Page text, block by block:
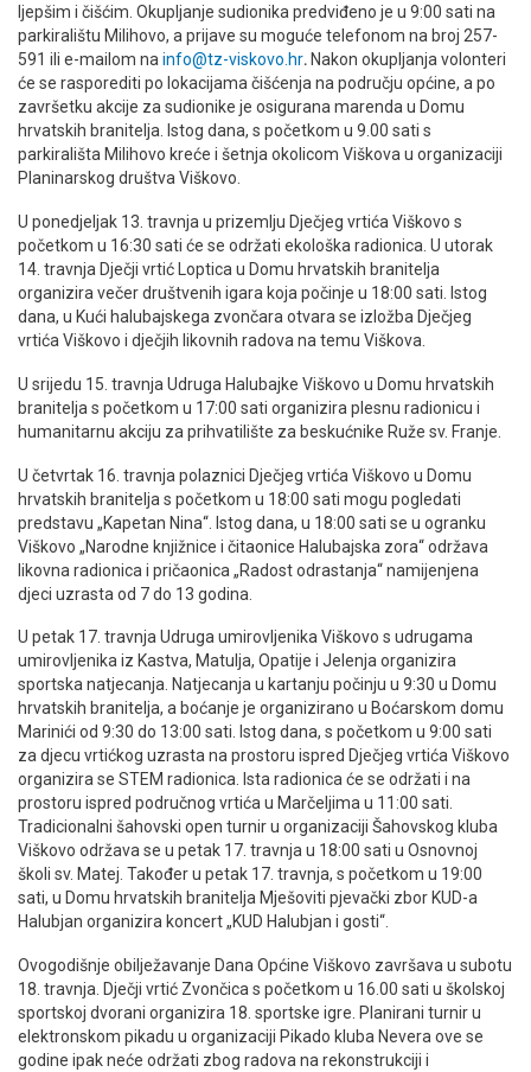
ljepšim i čišćim. Okupljanje sudionika predviđeno je u 9:00 sati na
parkiralištu Milihovo, a prijave su moguće telefonom na broj 257-
591 ili e-mailom na info@tz-viskovo.hr. Nakon okupljanja volonteri
će se rasporediti po lokacijama čišćenja na području općine, a po
završetku akcije za sudionike je osigurana marenda u Domu
hrvatskih branitelja. Istog dana, s početkom u 9.00 sati s
parkirališta Milihovo kreće i šetnja okolicom Viškova u organizaciji
Planinarskog društva Viškovo.
U ponedjeljak 13. travnja u prizemlju Dječjeg vrtića Viškovo s
početkom u 16:30 sati će se održati ekološka radionica. U utorak
14. travnja Dječji vrtić Loptica u Domu hrvatskih branitelja
organizira večer društvenih igara koja počinje u 18:00 sati. Istog
dana, u Kući halubajskega zvončara otvara se izložba Dječjeg
vrtića Viškovo i dječjih likovnih radova na temu Viškova.
U srijedu 15. travnja Udruga Halubajke Viškovo u Domu hrvatskih
branitelja s početkom u 17:00 sati organizira plesnu radionicu i
humanitarnu akciju za prihvatilište za beskućnike Ruže sv. Franje.
U četvrtak 16. travnja polaznici Dječjeg vrtića Viškovo u Domu
hrvatskih branitelja s početkom u 18:00 sati mogu pogledati
predstavu „Kapetan Nina“. Istog dana, u 18:00 sati se u ogranku
Viškovo „Narodne knjižnice i čitaonice Halubajska zora“ održava
likovna radionica i pričaonica „Radost odrastanja“ namijenjena
djeci uzrasta od 7 do 13 godina.
U petak 17. travnja Udruga umirovljenika Viškovo s udrugama
umirovljenika iz Kastva, Matulja, Opatije i Jelenja organizira
sportska natjecanja. Natjecanja u kartanju počinju u 9:30 u Domu
hrvatskih branitelja, a boćanje je organizirano u Boćarskom domu
Marinići od 9:30 do 13:00 sati. Istog dana, s početkom u 9:00 sati
za djecu vrtićkog uzrasta na prostoru ispred Dječjeg vrtića Viškovo
organizira se STEM radionica. Ista radionica će se održati i na
prostoru ispred područnog vrtića u Marčeljima u 11:00 sati.
Tradicionalni šahovski open turnir u organizaciji Šahovskog kluba
Viškovo održava se u petak 17. travnja u 18:00 sati u Osnovnoj
školi sv. Matej. Također u petak 17. travnja, s početkom u 19:00
sati, u Domu hrvatskih branitelja Mješoviti pjevački zbor KUD-a
Halubjan organizira koncert „KUD Halubjan i gosti“.
Ovogodišnje obilježavanje Dana Općine Viškovo završava u subotu
18. travnja. Dječji vrtić Zvončica s početkom u 16.00 sati u školskoj
sportskoj dvorani organizira 18. sportske igre. Planirani turnir u
elektronskom pikadu u organizaciji Pikado kluba Nevera ove se
godine ipak neće održati zbog radova na rekonstrukciji i